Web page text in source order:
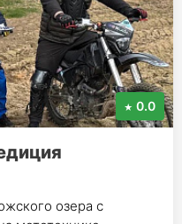
0.0
озера с